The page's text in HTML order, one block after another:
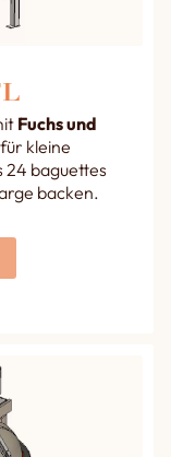
Fuchs und
kleine
24 baguettes
backen.